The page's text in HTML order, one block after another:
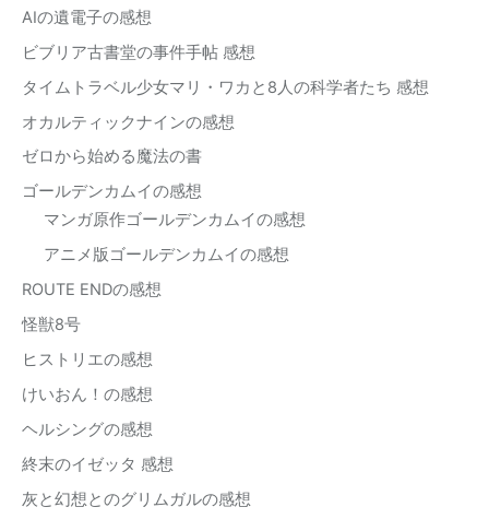
AIの遺電子の感想
ビブリア古書堂の事件手帖 感想
タイムトラベル少女マリ・ワカと8人の科学者たち 感想
オカルティックナインの感想
ゼロから始める魔法の書
ゴールデンカムイの感想
マンガ原作ゴールデンカムイの感想
アニメ版ゴールデンカムイの感想
ROUTE ENDの感想
怪獣8号
ヒストリエの感想
けいおん！の感想
ヘルシングの感想
終末のイゼッタ 感想
灰と幻想とのグリムガルの感想